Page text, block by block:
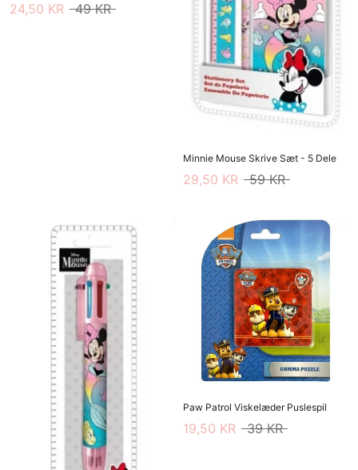
24,50 KR 49 KR
Minnie Mouse Skrive Sæt - 5 Dele
29,50 KR 59 KR
Paw Patrol Viskelæder Puslespil
19,50 KR 39 KR